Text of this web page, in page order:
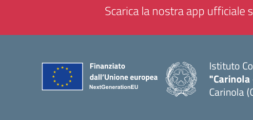
Scarica la nostra app ufficiale
Istituto
Carinola